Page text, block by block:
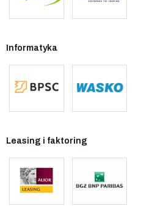
Informatyka
Leasing i faktoring